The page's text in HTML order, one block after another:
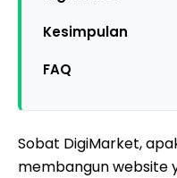
Kesimpulan
FAQ
Sobat DigiMarket,
membangun website